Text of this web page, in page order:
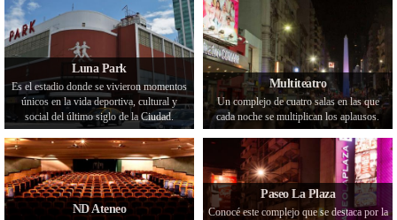
Luna Park
Es el estadio donde se vivieron momentos
únicos en la vida deportiva, cultural y
social del último siglo de la Ciudad.
Multiteatro
Un complejo de cuatro salas en las que
cada noche se multiplican los aplausos.
ND Ateneo
Paseo La Plaza
Conocé este complejo que se destaca por la